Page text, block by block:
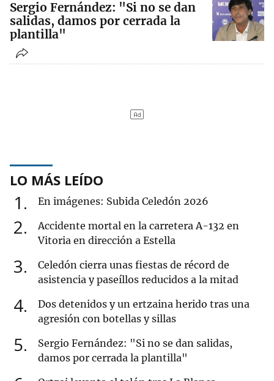
Sergio Fernández: "Si no se dan
salidas, damos por cerrada la
plantilla"
LO MÁS LEÍDO
1 En imágenes: Subida Celedón 2026
2
Accidente mortal en la carretera A-132 en
Vitoria en dirección a Estella
3
Celedón cierra unas fiestas de récord de
asistencia y paseíllos reducidos a la mitad
4
Dos detenidos y un ertzaina herido tras una
agresión con botellas y sillas
5
Sergio Fernández: "Si no se dan salidas,
damos por cerrada la plantilla"